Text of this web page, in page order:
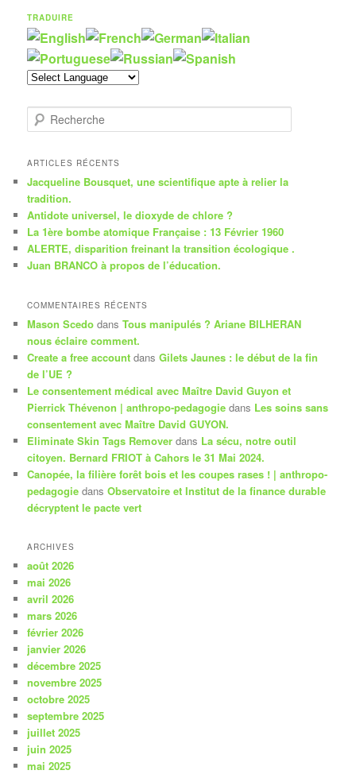
TRADUIRE
e
h
r
c
h
e
ARTICLES RÉCENTS
Jacqueline Bousquet, une scientifique apte à relier la
tradition.
Antidote universel, le dioxyde de chlore ?
La 1ère bombe atomique Française : 13 Février 1960
ALERTE, disparition freinant la transition écologique .
Juan BRANCO à propos de l’éducation.
COMMENTAIRES RÉCENTS
Mason Scedo dansTous manipulés ? Ariane BILHERAN
nous éclaire comment.
Create a free account dansGilets Jaunes : le début de la fin
de l’UE ?
Le consentement médical avec Maître David Guyon et
Pierrick Thévenon | anthropo-pedagogie dans Les soins sans
consentement avec Maître David GUYON.
Eliminate Skin Tags Remover dans La sécu, notre outil
citoyen. Bernard FRIOT à Cahors le 31 Mai 2024.
Canopée, la filière forêt bois et les coupes rases ! | anthropo-
pedagogie dansObservatoire et Institut de la finance durable
décryptent le pacte vert
ARCHIVES
août 2026
mai 2026
avril 2026
mars 2026
février 2026
janvier 2026
décembre 2025
novembre 2025
octobre 2025
septembre 2025
juillet 2025
juin 2025
mai 2025